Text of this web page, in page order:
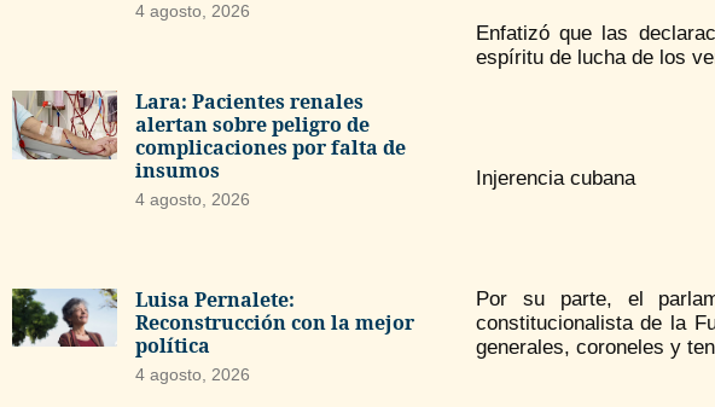
4 agosto, 2026
Lara: Pacientes renales
alertan sobre peligro de
complicaciones por falta de
insumos
4 agosto, 2026
Luisa Pernalete:
Reconstrucción con la mejor
política
4 agosto, 2026
Enfatizó que las
espíritu de lucha de los
Injerencia cubana
Por su parte, el
constitucionalista de la
generales, coroneles y